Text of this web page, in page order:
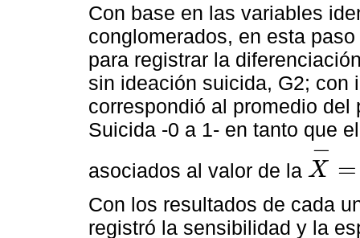
Con base en las variables
conglomerados, en esta
para registrar la
sin ideación suicida, G2; con
correspondió al promedio
Suicida -0 a 1- en tanto que
asociados al valor de la X
−
=
X-=D E
Con los resultados de cada
registró la sensibilidad y la